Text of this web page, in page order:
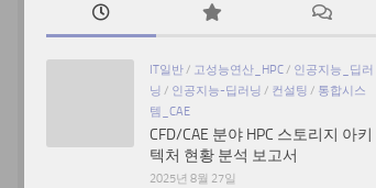
IT일반/ 고성능연산_HPC/ 인공지능_딥러
닝 / 인공지능-딥러닝 / 컨설팅 / 통합시스
템_CAE
CFD/CAE 분야 HPC 스토리지 아키
텍처 현황 분석 보고서
2025년 8월 27일